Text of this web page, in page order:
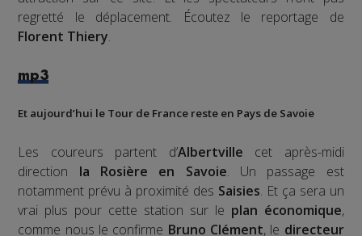
regretté le déplacement. Écoutez le reportage de
Florent Thiery.
mp3
Et aujourd’hui le Tour de France reste en Pays de Savoie
Les coureurs partent d’Albertville cet après-midi
direction la Rosière en Savoie. Un passage est
notamment prévu à proximité des Saisies. Et ça sera un
vrai plus pour cette station sur le plan économique,
comme nous le confirme Bruno Clément, le directeur